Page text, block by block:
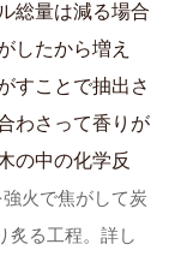
総量は減る場合
したから増え
すことで抽出さ
わさって香りが
の中の化学反
火で焦がして炭
炙る工程。詳し